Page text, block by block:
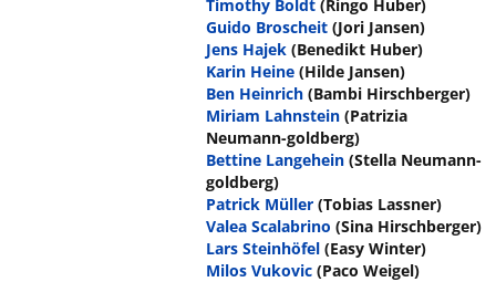
Timothy Boldt (Ringo Huber)
Guido Broscheit (Jori Jansen)
Jens Hajek (Benedikt Huber)
Karin Heine (Hilde Jansen)
Ben Heinrich (Bambi Hirschberger)
Miriam Lahnstein (Patrizia
Neumann-goldberg)
Bettine Langehein (Stella Neumann-
goldberg)
Patrick Müller (Tobias Lassner)
Valea Scalabrino (Sina Hirschberger)
Lars Steinhöfel (Easy Winter)
Milos Vukovic (Paco Weigel)